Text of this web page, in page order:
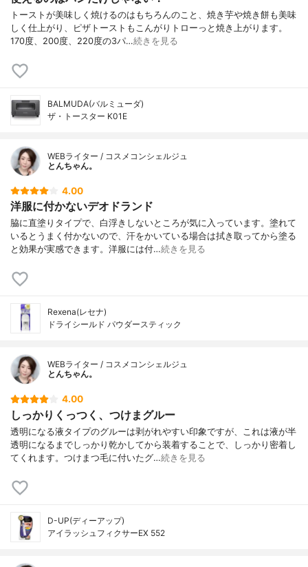
トーストが美味しく焼けるのはもちろんのこと、焼き芋や焼き餅も美味
しく仕上がり、ピザトーストもこんがりトローっと焼き上がります。
170度、200度、220度の3パ…続きを見る
BALMUDA(バルミューダ)
ザ・トースター K01E
WEBライター / コスメコンシェルジュ
とんちゃん。
4.00
洋服に付かないデオドランド
脇に直塗りタイプで、白浮きしないところが気に入っています。塗れて
いるとうまく付かないので、汗をかいている場合は拭き取ってから塗る
と効果が実感できます。洋服には付…続きを見る
Rexena(レセナ)
ドライシールド パウダースティック
WEBライター / コスメコンシェルジュ
とんちゃん。
4.00
しっかりくっつく、つけまグルー
透明になる液タイプのグルーは剥がれやすい印象ですが、これは液が半
透明になるまでしっかり乾かしてから装着することで、しっかり密着し
てくれます。つけまつ毛に付いたグ…続きを見る
D-UP(ディーアップ)
アイラッシュフィクサーEX 552